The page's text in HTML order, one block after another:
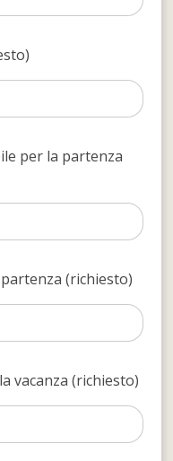
per la partenza
(richiesto)
vacanza (richiesto)